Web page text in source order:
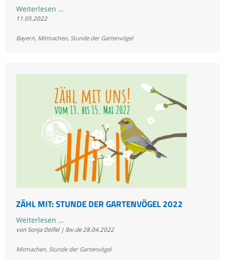
Weiterlesen …
sich
tun
11.05.2022
Bayern, Mitmachen, Stunde der Gartenvögel
ZÄHL MIT: STUNDE DER GARTENVÖGEL 2022
Weiterlesen …Zähl
mit:
von Sonja Dölfel | lbv.de28.04.2022
Mitmachen, Stunde der Gartenvögel